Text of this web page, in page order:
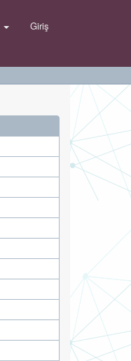
Giriş